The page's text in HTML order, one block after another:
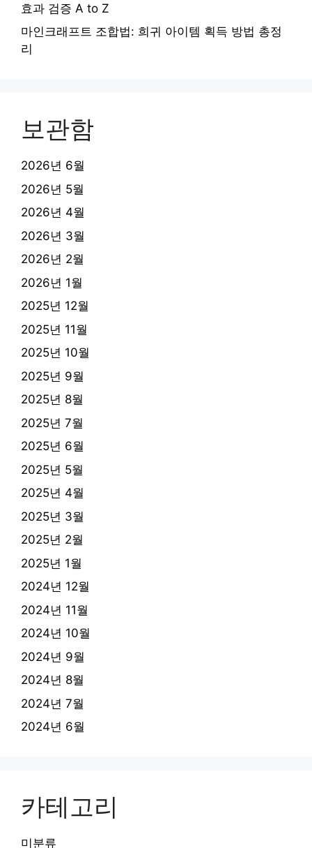
효과 검증 A to Z
마인크래프트 조합법: 희귀 아이템 획득 방법 총정
리
보관함
2026년 6월
2026년 5월
2026년 4월
2026년 3월
2026년 2월
2026년 1월
2025년 12월
2025년 11월
2025년 10월
2025년 9월
2025년 8월
2025년 7월
2025년 6월
2025년 5월
2025년 4월
2025년 3월
2025년 2월
2025년 1월
2024년 12월
2024년 11월
2024년 10월
2024년 9월
2024년 8월
2024년 7월
2024년 6월
카테고리
미분류